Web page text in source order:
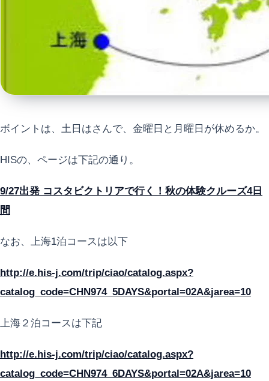
ボイントは、土日はさんで、金曜日と月曜日が休めるか。
HISの、ページは下記の通り。
9/27出発 コスタビクトリアで行く！秋の体験クルーズ4日
間
なお、上海1泊コースは以下
http://e.his-j.com/trip/ciao/catalog.aspx?
catalog_code=CHN974_5DAYS&portal=02A&jarea=10
上海２泊コースは下記
http://e.his-j.com/trip/ciao/catalog.aspx?
catalog_code=CHN974_6DAYS&portal=02A&jarea=10